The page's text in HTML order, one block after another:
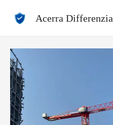
Acerra Differenzia